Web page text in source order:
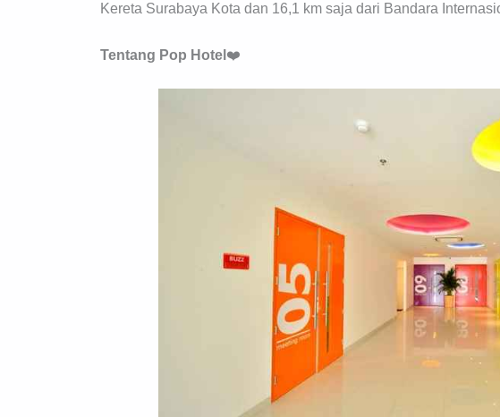
Kereta Surabaya Kota dan 16,1 km saja dari Bandara
Tentang Pop Hotel ❤️